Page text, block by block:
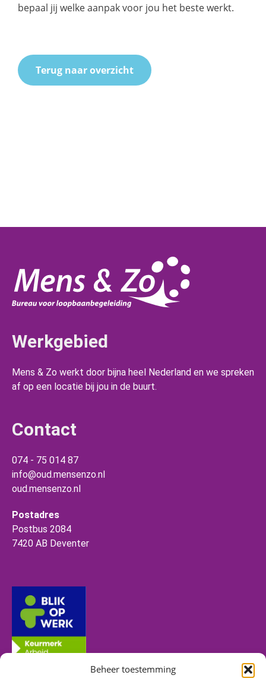
Beheer toestemming
bepaal jij welke aanpak voor jou het beste werkt.
Terug naar overzicht
Werkgebied
Mens & Zo werkt door bijna heel Nederland en we spreken
af op een locatie bij jou in de buurt.
Contact
074 - 75 014 87
info@oud.mensenzo.nl
oud.mensenzo.nl
Postadres
Postbus 2084
7420 AB Deventer